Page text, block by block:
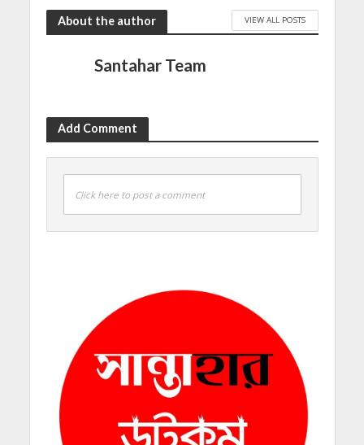
About the author VIEW ALL POSTS
Santahar Team
Add Comment
Click here to post a comment